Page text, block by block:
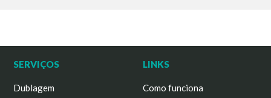
SERVIÇOS
Dublagem
LINKS
Como funciona